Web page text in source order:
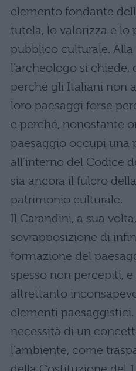
elemento fondante
tutela, lo valorizza e lo
pubblico culturale. Alla
l’archeologo si chiede,
perché gli Italiani non
loro paesaggi forse
e perché, nonostante
paesaggio occupi una
all’interno del Codice
sia ancora il fulcro
patrimonio culturale.
Il Carandini, a sua
sovrapposizione di
formazione del
spesso non percepiti,
altrettanto
elementi
necessità di un
l’ambiente, come